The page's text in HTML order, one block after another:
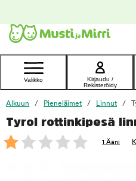
Ota yhteyttä
asiakaspalveluun
Valikko
Kirjaudu /
Rekisteröidy
Alkuun Pieneläimet Linnut
Tyrol rottinkipesä
1 Ääni
foo